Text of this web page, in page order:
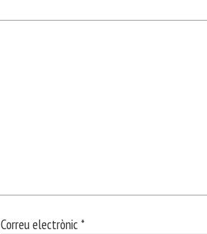
Correu electrònic *